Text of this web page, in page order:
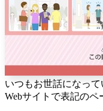
いつもお世話になっ
Webサイトで表記のペ